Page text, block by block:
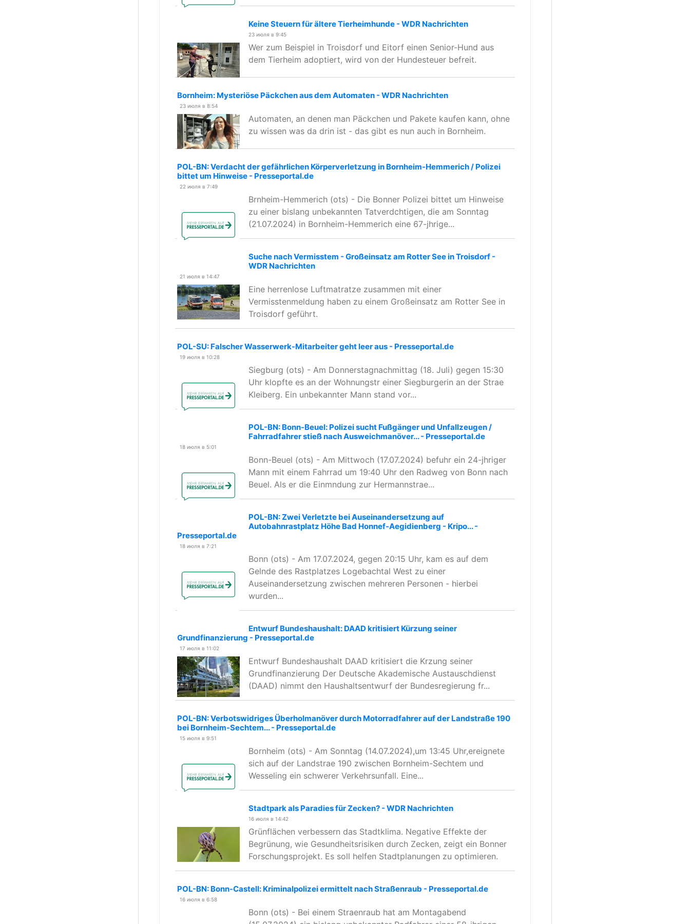
Keine Steuern für ältere Tierheimhunde - WDR Nachrichten
23 июля в 9:45
Wer zum Beispiel in Troisdorf und Eitorf einen Senior-Hund aus
dem Tierheim adoptiert, wird von der Hundesteuer befreit.
Bornheim: Mysteriöse Päckchen aus dem Automaten - WDR Nachrichten
23 июля в 8:54
Automaten, an denen man Päckchen und Pakete kaufen kann, ohne
zu wissen was da drin ist - das gibt es nun auch in Bornheim.
POL-BN: Verdacht der gefährlichen Körperverletzung in Bornheim-Hemmerich / Polizei
bittet um Hinweise - Presseportal.de
22 июля в 7:49
Brnheim-Hemmerich (ots) - Die Bonner Polizei bittet um Hinweise
zu einer bislang unbekannten Tatverdchtigen, die am Sonntag
(21.07.2024) in Bornheim-Hemmerich eine 67-jhrige...
Suche nach Vermisstem - Großeinsatz am Rotter See in Troisdorf -
WDR Nachrichten
21 июля в 14:47
Eine herrenlose Luftmatratze zusammen mit einer
Vermisstenmeldung haben zu einem Großeinsatz am Rotter See in
Troisdorf geführt.
POL-SU: Falscher Wasserwerk-Mitarbeiter geht leer aus - Presseportal.de
19 июля в 10:28
Siegburg (ots) - Am Donnerstagnachmittag (18. Juli) gegen 15:30
Uhr klopfte es an der Wohnungstr einer Siegburgerin an der Strae
Kleiberg. Ein unbekannter Mann stand vor...
POL-BN: Bonn-Beuel: Polizei sucht Fußgänger und Unfallzeugen /
Fahrradfahrer stieß nach Ausweichmanöver... - Presseportal.de
18 июля в 5:01
Bonn-Beuel (ots) - Am Mittwoch (17.07.2024) befuhr ein 24-jhriger
Mann mit einem Fahrrad um 19:40 Uhr den Radweg von Bonn nach
Beuel. Als er die Einmndung zur Hermannstrae...
POL-BN: Zwei Verletzte bei Auseinandersetzung auf
Autobahnrastplatz Höhe Bad Honnef-Aegidienberg - Kripo... -
Presseportal.de
18 июля в 7:21
Bonn (ots) - Am 17.07.2024, gegen 20:15 Uhr, kam es auf dem
Gelnde des Rastplatzes Logebachtal West zu einer
Auseinandersetzung zwischen mehreren Personen - hierbei
wurden...
Entwurf Bundeshaushalt: DAAD kritisiert Kürzung seiner
Grundfinanzierung - Presseportal.de
17 июля в 11:02
Entwurf Bundeshaushalt DAAD kritisiert die Krzung seiner
Grundfinanzierung Der Deutsche Akademische Austauschdienst
(DAAD) nimmt den Haushaltsentwurf der Bundesregierung fr...
POL-BN: Verbotswidriges Überholmanöver durch Motorradfahrer auf der Landstraße 190
bei Bornheim-Sechtem... - Presseportal.de
15 июля в 9:51
Bornheim (ots) - Am Sonntag (14.07.2024),um 13:45 Uhr,ereignete
sich auf der Landstrae 190 zwischen Bornheim-Sechtem und
Wesseling ein schwerer Verkehrsunfall. Eine...
Stadtpark als Paradies für Zecken? - WDR Nachrichten
16 июля в 14:42
Grünflächen verbessern das Stadtklima. Negative Effekte der
Begrünung, wie Gesundheitsrisiken durch Zecken, zeigt ein Bonner
Forschungsprojekt. Es soll helfen Stadtplanungen zu optimieren.
POL-BN: Bonn-Castell: Kriminalpolizei ermittelt nach Straßenraub - Presseportal.de
16 июля в 6:58
Bonn (ots) - Bei einem Straenraub hat am Montagabend